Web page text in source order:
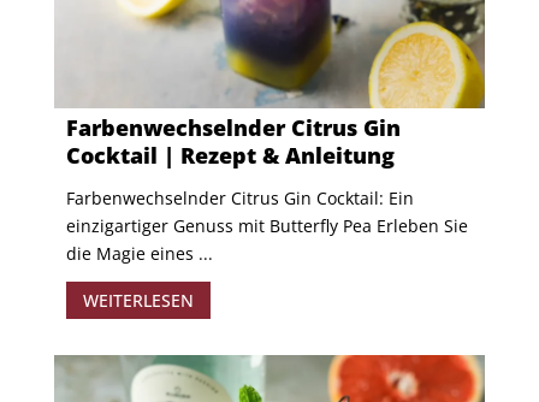
Farbenwechselnder Citrus Gin
Cocktail | Rezept & Anleitung
Farbenwechselnder Citrus Gin Cocktail: Ein
einzigartiger Genuss mit Butterfly Pea Erleben Sie
die Magie eines ...
WEITERLESEN